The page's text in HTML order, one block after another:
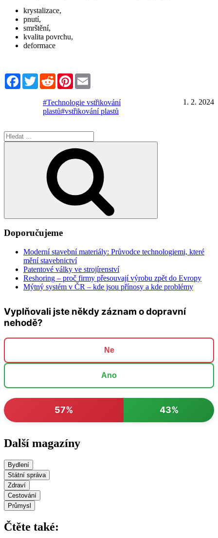
krystalizace,
pnutí,
smrštění,
kvalita povrchu,
deformace
FacebookTwitterRedditPinterest
1. 2. 2024
#Technologie vstřikování
plastů#vstřikování plastů
Hledat:
Doporučujeme
Moderní stavební materiály: Průvodce technologiemi, které
mění stavebnictví
Patentové války ve strojírenství
Reshoring – proč firmy přesouvají výrobu zpět do Evropy
Mýtný systém v ČR – kde jsou přínosy a kde problémy
Vyplňovali jste někdy záznam o dopravní
nehodě?
Ne
Ano
57% 43%
Další magazíny
Bydlení
Státní správa
Zdraví
Cestování
Průmysl
Čtěte také: